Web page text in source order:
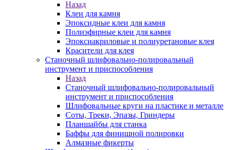
Назад
Клеи для камня
Эпоксидные клеи для камня
Полиэфирные клеи для камня
Эпоксиакриловые и полиуретановые клея
Красители для клея
Станочный шлифовально-полировальный
инструмент и приспособления
Назад
Станочный шлифовально-полировальный
инструмент и приспособления
Шлифовальные круги на пластике и металле
Соты, Треки, Эпазы, Гриндеры
Планшайбы для станка
Баффы для финишной полировки
Алмазные фикерты